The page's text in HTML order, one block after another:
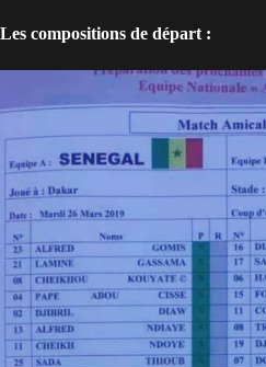
Les compositions de départ :